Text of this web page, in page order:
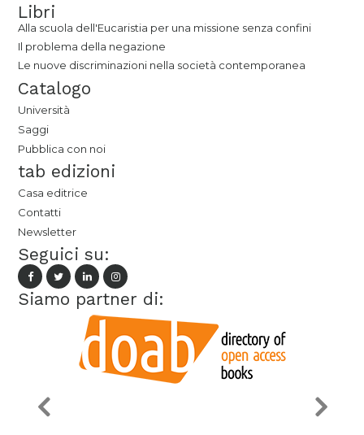
Libri
Alla scuola dell'Eucaristia per una missione senza confini
Il problema della negazione
Le nuove discriminazioni nella società contemporanea
Catalogo
Università
Saggi
Pubblica con noi
tab edizioni
Casa editrice
Contatti
Newsletter
Seguici su:
Siamo partner di: